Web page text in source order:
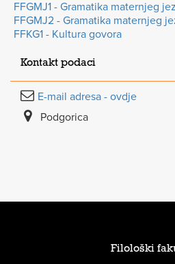
FFGMJ1 - Gramatika maternjeg
FFGMJ2 - Gramatika maternjeg
FFKG1 - Kultura govora
Kontakt podaci
E-mail adresa - ovdje
Podgorica
Filološki